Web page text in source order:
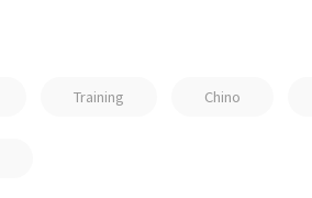
Training Chino